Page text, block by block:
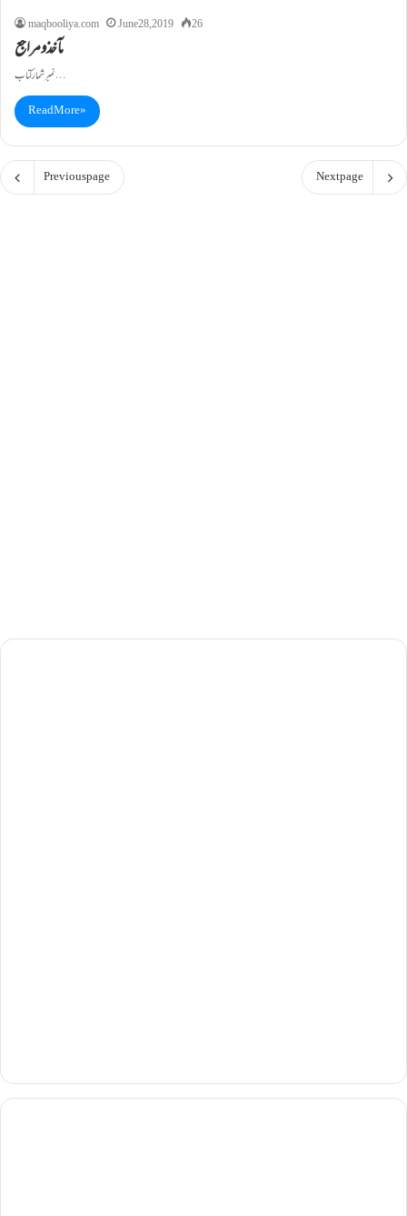
maqbooliya.com June 28, 2019 26
مآخذومراجع
نمبرشمار کتاب …
Read More »
Previous page Next page